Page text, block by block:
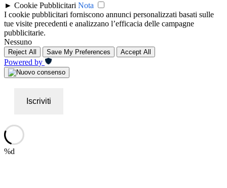
► Cookie Pubblicitari Nota
I cookie pubblicitari forniscono annunci personalizzati basati sulle
tue visite precedenti e analizzano l’efficacia delle campagne
pubblicitarie.
Nessuno
Reject All Save My Preferences Accept All
Powered by
Iscriviti
%d